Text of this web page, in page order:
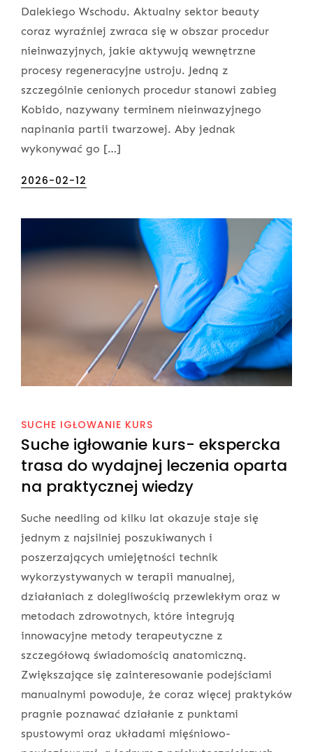
Dalekiego Wschodu. Aktualny sektor beauty
coraz wyraźniej zwraca się w obszar procedur
nieinwazyjnych, jakie aktywują wewnętrzne
procesy regeneracyjne ustroju. Jedną z
szczególnie cenionych procedur stanowi zabieg
Kobido, nazywany terminem nieinwazyjnego
napinania partii twarzowej. Aby jednak
wykonywać go […]
Posted
2026-02-12
SUCHE IGŁOWANIE KURS
Suche igłowanie kurs- ekspercka
trasa do wydajnej leczenia oparta
na praktycznej wiedzy
Suche needling od kilku lat okazuje staje się
jednym z najsilniej poszukiwanych i
poszerzających umiejętności technik
wykorzystywanych w terapii manualnej,
działaniach z dolegliwością przewlekłym oraz w
metodach zdrowotnych, które integrują
innowacyjne metody terapeutyczne z
szczegółową świadomością anatomiczną.
Zwiększające się zainteresowanie podejściami
manualnymi powoduje, że coraz więcej praktyków
pragnie poznawać działanie z punktami
spustowymi oraz układami mięśniowo-